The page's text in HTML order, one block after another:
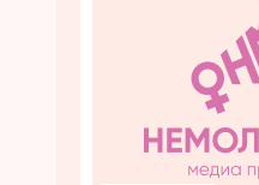
подвергаюсь
травле,
обвинениям в
своего
с начала… Я
большой
добивался